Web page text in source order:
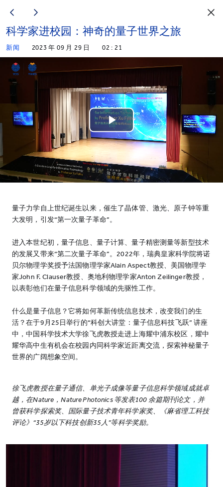
科学家进校园：神奇的量子世界之旅
新闻 2023 年 09 月 29 日 02 : 21
Play
Video
量子力学自上世纪诞生以来，催生了晶体管、激光、原子钟等重
大发明，引发“第一次量子革命”。
进入本世纪初，量子信息、量子计算、量子精密测量等新型技术
的发展又带来“第二次量子革命”。2022年，瑞典皇家科学院将诺
贝尔物理学奖授予法国物理学家Alain Aspect教授、美国物理学
家John F. Clauser教授、奥地利物理学家Anton Zeilinger教授，
以表彰他们在量子信息科学领域的先驱性工作。
什么是量子信息？它将如何革新传统信息技术，改变我们的生
活？在于9月25日举行的“科创大讲堂：量子信息科技飞跃” 讲座
中，中国科学技术大学徐飞虎教授走进上海耀中浦东校区，耀中
耀华高中生有机会在校园内同科学家近距离交流，探索神秘量子
世界的广阔想象空间。
徐飞虎教授在量子通信、单光子成像等量子信息科学领域成就卓
越，在Nature，Nature Photonics 等发表100 余篇期刊论⽂，并
曾获科学探索奖、国际量⼦技术青年科学家奖、《麻省理⼯科技
评论》“35岁以下科技创新35⼈”等科学奖励。